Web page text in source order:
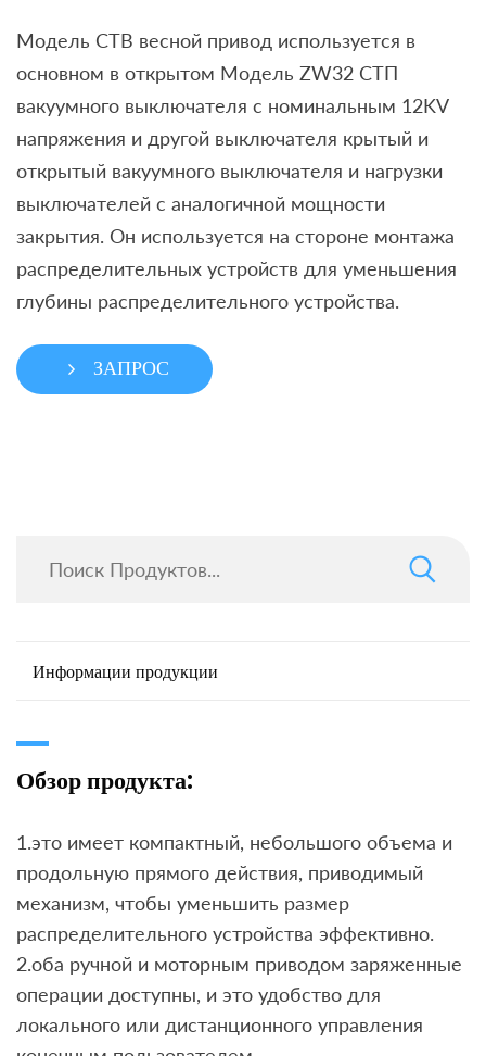
Модель CTB весной привод используется в
основном в открытом Модель ZW32 СТП
вакуумного выключателя с номинальным 12KV
напряжения и другой выключателя крытый и
открытый вакуумного выключателя и нагрузки
выключателей с аналогичной мощности
закрытия. Он используется на стороне монтажа
распределительных устройств для уменьшения
глубины распределительного устройства.
ЗАПРОС
Информации продукции
Обзор продукта:
1.это имеет компактный, небольшого объема и
продольную прямого действия, приводимый
механизм, чтобы уменьшить размер
распределительного устройства эффективно.
2.оба ручной и моторным приводом заряженные
операции доступны, и это удобство для
локального или дистанционного управления